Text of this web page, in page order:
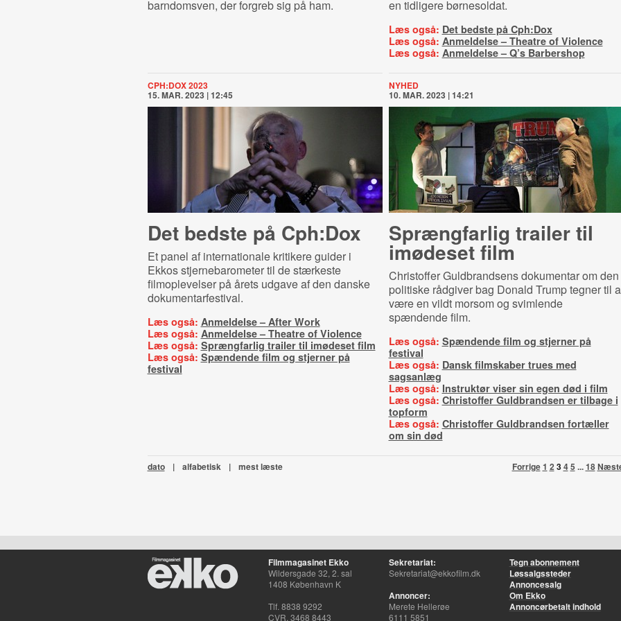
barndomsven, der forgreb sig på ham. en tidligere børnesoldat.
Læs også: Det bedste på Cph:Dox
Læs også: Anmeldelse – Theatre of Violence
Læs også: Anmeldelse – Q’s Barbershop
CPH:DOX 2023
15. MAR. 2023 | 12:45
Det bedste på Cph:Dox
Et panel af internationale kritikere guider i
Ekkos stjernebarometer til de stærkeste
filmoplevelser på årets udgave af den danske
dokumentarfestival.
Læs også: Anmeldelse – After Work
Læs også: Anmeldelse – Theatre of Violence
Læs også: Sprængfarlig trailer til imødeset film
Læs også: Spændende film og stjerner på
festival
NYHED
10. MAR. 2023 | 14:21
Sprængfarlig trailer til
imødeset film
Christoffer Guldbrandsens dokumentar om den
politiske rådgiver bag Donald Trump tegner til
være en vildt morsom og svimlende
spændende film.
Læs også: Spændende film og stjerner på
festival
Læs også: Dansk filmskaber trues med
sagsanlæg
Læs også: Instruktør viser sin egen død i film
Læs også: Christoffer Guldbrandsen er tilbage i
topform
Læs også: Christoffer Guldbrandsen fortæller
om sin død
Forrige1 2 345 ...18
dato | alfabetisk | mest læste
Filmmagasinet Ekko
Wildersgade 32, 2. sal
1408 København K
Tlf. 8838 9292
CVR. 3468 8443
Sekretariat:
Sekretariat@ekkofilm.dk
Annoncer:
Merete Hellerøe
6111 5851
Tegn abonnement
Løssalgssteder
Annoncesalg
Om Ekko
Annoncørbetalt indhold